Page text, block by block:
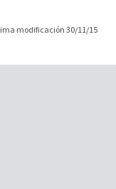
modificación 30/11/15